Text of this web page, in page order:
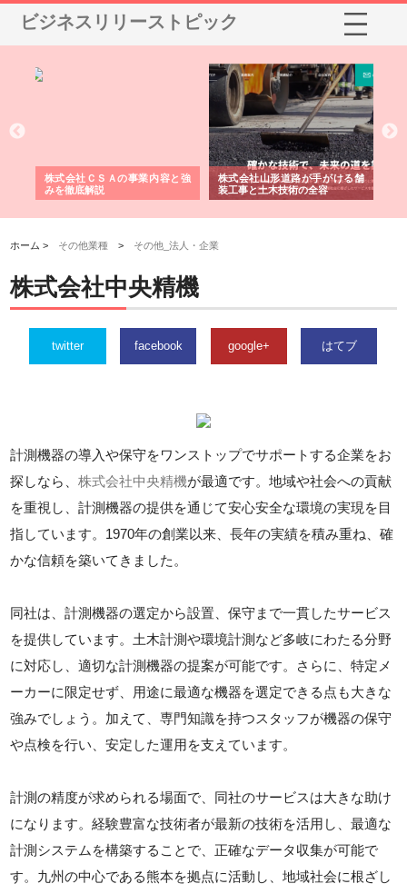
ビジネスリリーストピック
株式会社ＣＳＡの事業内容と強
みを徹底解説
株式会社山形道路が手がける舗
装工事と土木技術の全容
ホーム > その他業種 > その他_法人・企業
株式会社中央精機
twitter facebook google+ はてブ
計測機器の導入や保守をワンストップでサポートする企業をお
探しなら、株式会社中央精機が最適です。地域や社会への貢献
を重視し、計測機器の提供を通じて安心安全な環境の実現を目
指しています。1970年の創業以来、長年の実績を積み重ね、確
かな信頼を築いてきました。
同社は、計測機器の選定から設置、保守まで一貫したサービス
を提供しています。土木計測や環境計測など多岐にわたる分野
に対応し、適切な計測機器の提案が可能です。さらに、特定メ
ーカーに限定せず、用途に最適な機器を選定できる点も大きな
強みでしょう。加えて、専門知識を持つスタッフが機器の保守
や点検を行い、安定した運用を支えています。
計測の精度が求められる場面で、同社のサービスは大きな助け
になります。経験豊富な技術者が最新の技術を活用し、最適な
計測システムを構築することで、正確なデータ収集が可能で
す。九州の中心である熊本を拠点に活動し、地域社会に根ざし